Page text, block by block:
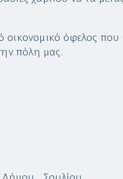
οικονομικό όφελος
πόλη μας.